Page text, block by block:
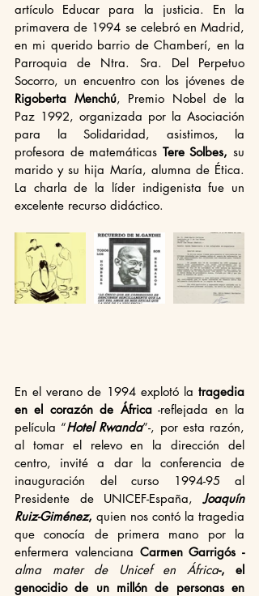
artículo Educar para la justicia. En la
primavera de 1994 se celebró en Madrid,
en mi querido barrio de Chamberí, en la
Parroquia de Ntra. Sra. Del Perpetuo
Rigoberta Menchú, Premio Nobel de la
Paz 1992, organizada por la Asociación
para la Solidaridad, asistimos, la
profesora de matemáticas Tere Solbes, su
marido y su hija María, alumna de Ética.
La charla de la líder indigenista fue un
excelente recurso didáctico.
En el verano de 1994 explotó la tragedia
en el corazón de África -reflejada en la
película “Hotel Rwanda”-, por esta razón,
al tomar el relevo en la dirección del
centro, invité a dar la conferencia de
inauguración del curso 1994-95 al
Presidente de UNICEF-España, Joaquín
Ruiz-Giménez, quien nos contó la tragedia
que conocía de primera mano por la
enfermera valenciana Carmen Garrigós -
alma mater de Unicef en África-, el
genocidio de un millón de personas en